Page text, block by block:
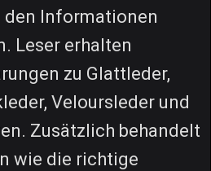
den Informationen
Leser erhalten
zu Glattleder,
Veloursleder und
Zusätzlich behandelt
wie die richtige